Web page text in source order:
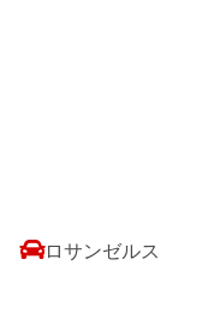
ロサンゼルス